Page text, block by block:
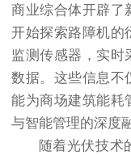
商业综合体开辟了
开始探索路障机的
监测传感器，实时
数据。这些信息不
能为商场建筑能耗
与智能管理的深度
随着光伏技术